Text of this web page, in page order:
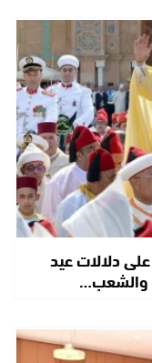
دلالات عيد
والشعب…